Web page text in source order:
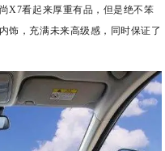
X7看起来厚重有品，但是绝不笨
饰，充满未来高级感，同时保证了